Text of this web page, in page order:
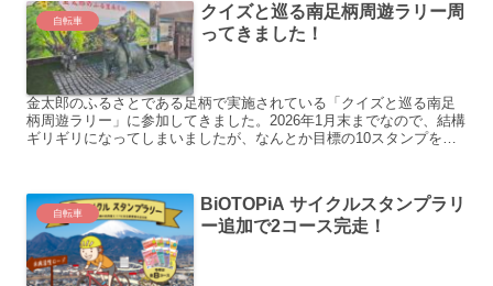
自転車
クイズと巡る南足柄周遊ラリー周
ってきました！
金太郎のふるさとである足柄で実施されている「クイズと巡る南足
柄周遊ラリー」に参加してきました。2026年1月末までなので、結構
ギリギリになってしまいましたが、なんとか目標の10スタンプを集
自転車
BiOTOPiA サイクルスタンプラリ
ー追加で2コース完走！